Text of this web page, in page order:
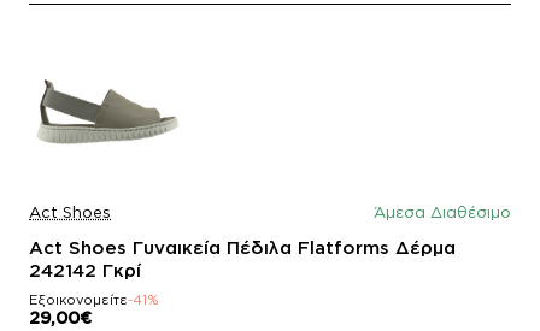
Act Shoes Άμεσα Διαθέσιμο
Act Shoes Γυναικεία Πέδιλα Flatforms Δέρμα
242142 Γκρί
Εξοικονομείτε-41%
29,00€